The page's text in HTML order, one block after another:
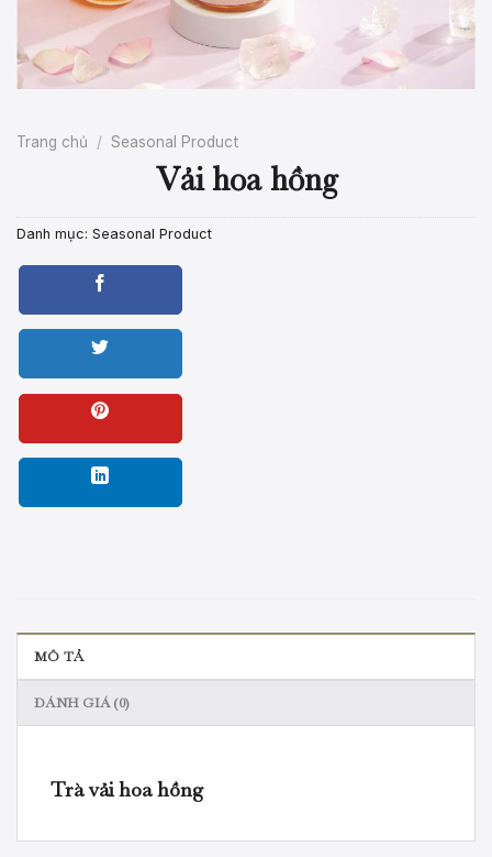
Trang chủ / Seasonal Product
Vải hoa hồng
Danh mục: Seasonal Product
MÔ TẢ
ĐÁNH GIÁ (0)
Trà vải hoa hồng